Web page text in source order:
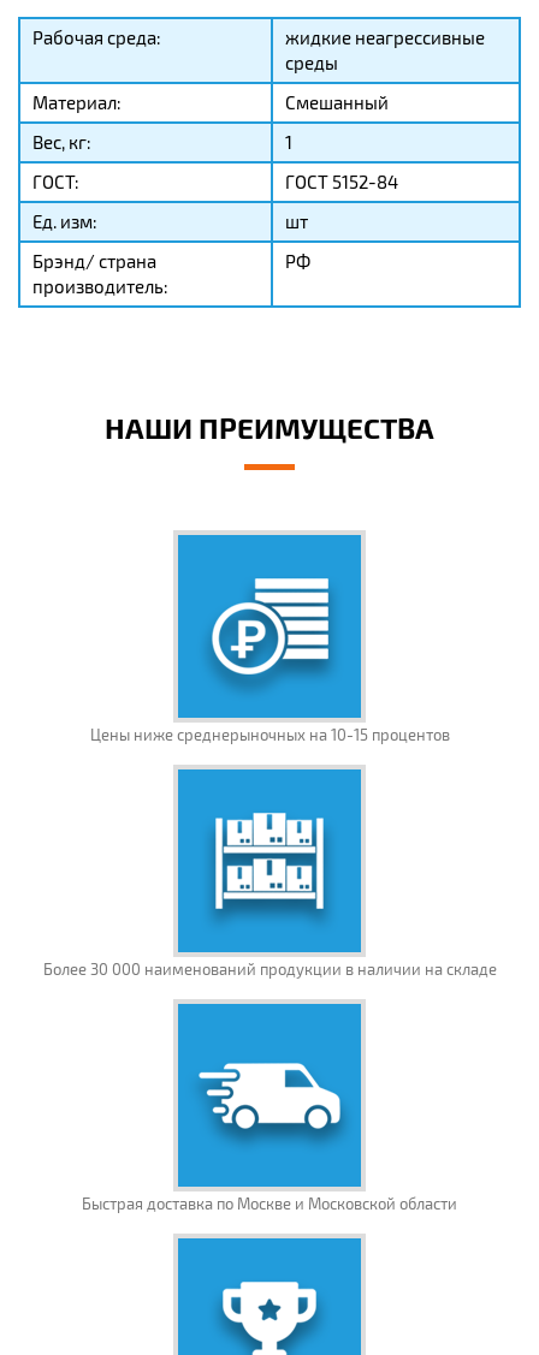
Рабочая среда:
жидкие неагрессивные
среды
Материал:
Смешанный
Вес, кг:
1
ГОСТ:
ГОСТ 5152-84
Ед. изм:
шт
Брэнд/ страна
производитель:
РФ
НАШИ ПРЕИМУЩЕСТВА
Цены ниже среднерыночных на 10-15 процентов
Более 30 000 наименований продукции в наличии на складе
Быстрая доставка по Москве и Московской области